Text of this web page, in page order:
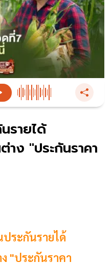
รายได้
ง "ประกันราคา
ประกันรายได้
"ประกันราคา